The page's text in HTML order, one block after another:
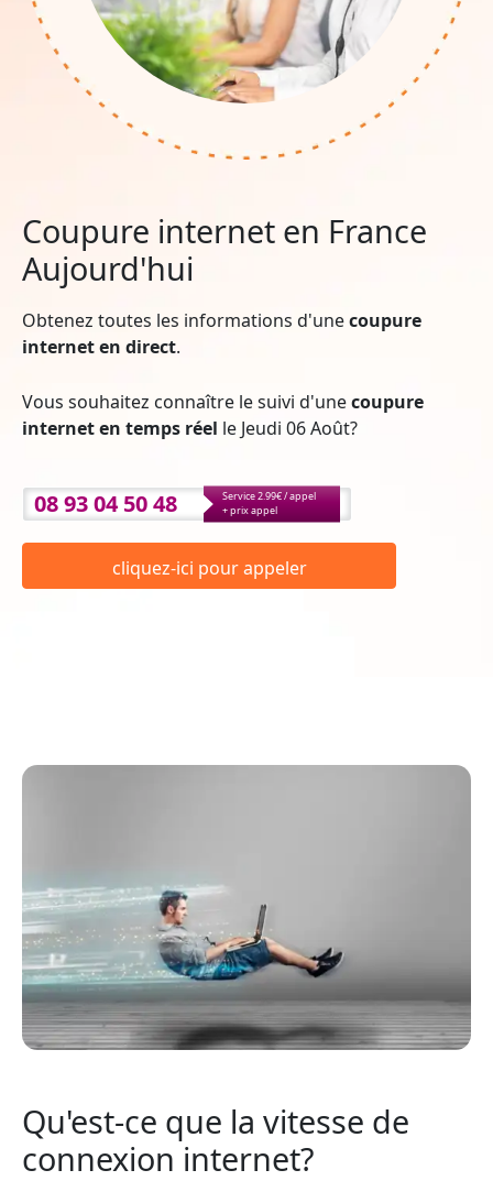
Coupure internet en France
Aujourd'hui
Obtenez toutes les informations d'unecoupure
internet en direct.
Vous souhaitez connaître le suivi d'unecoupure
internet en temps réel le Jeudi 06 Août?
08 93 04 50 48
Service 2.99€ / appel
+ prix appel
cliquez-ici pour appeler
Qu'est-ce que la vitesse de
connexion internet?